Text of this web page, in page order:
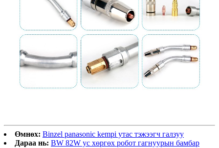
Өмнөх: Binzel panasonic kempi утас тэжээгч галзуу
Дараа нь: BW 82W ус хөргөх робот гагнуурын бамбар